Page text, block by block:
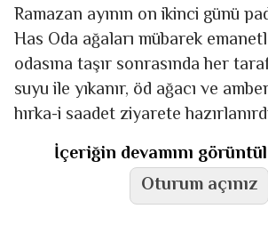
Ramazan ayının on ikinci günü
Has Oda ağaları mübarek
odasına taşır sonrasında her
suyu ile yıkanır, öd ağacı ve
hırka-i saadet ziyarete
Devleti ve
İçeriğin devamını
Oturum açınız